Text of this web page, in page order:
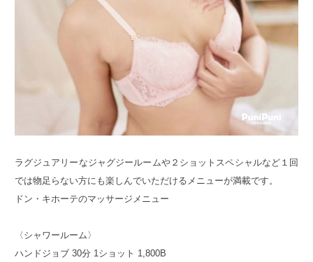
ラグジュアリーなジャグジールームや２ショットスペシャルなど１回
では物足らない方にも楽しんでいただけるメニューが満載です。
ドン・キホーテのマッサージメニュー
〈シャワールーム〉
ハンドジョブ 30分 1ショット 1,800B